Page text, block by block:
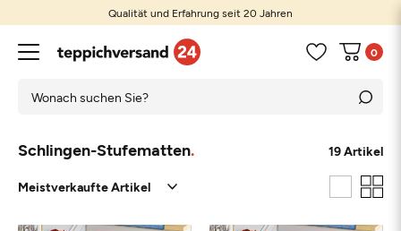
Qualität und Erfahrung seit 20 Jahren
0
Schlingen-Stufematten 19 Artikel